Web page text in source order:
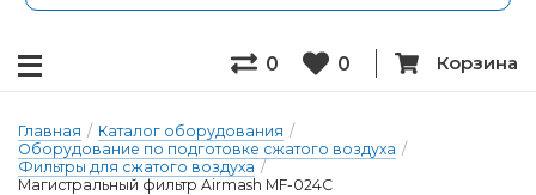
0 0 Корзина
Главная / Каталог оборудования /
Оборудование по подготовке сжатого воздуха /
Фильтры для сжатого воздуха /
Магистральный фильтр Airmash MF-024C